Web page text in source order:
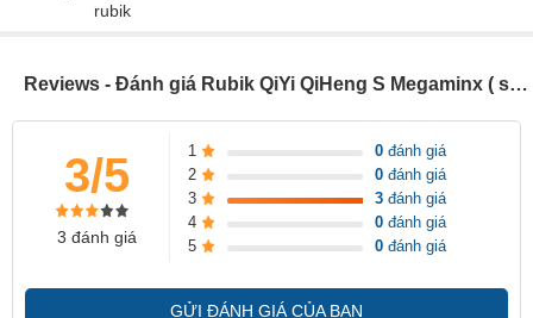
Reviews - Đánh giá Rubik QiYi QiHeng S Megaminx ( sculpture ) stickerless (QYQHS03)
3/5
3 đánh giá
1 0 đánh giá
2
0 đánh giá
3
3 đánh giá
4
0 đánh giá
5
0 đánh giá
GỬI ĐÁNH GIÁ CỦA BẠN